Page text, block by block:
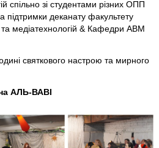
спільно зі студентами різних ОПП
підтримки деканату факультету
та медіатехнологій & Кафедри АВМ
святкового настрою та мирного
АЛЬ-ВАВІ